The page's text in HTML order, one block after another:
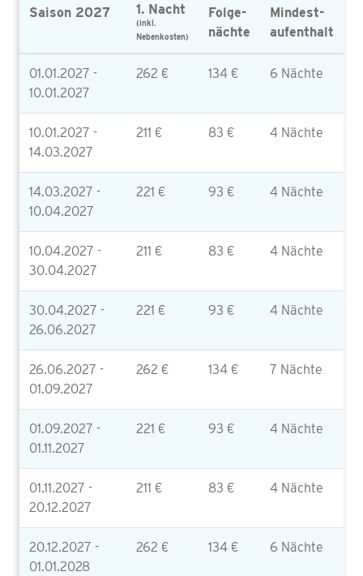
Saison 2027 1. Nacht
(inkl.
Nebenkosten)
Folge-
nächte
Mindest-
aufenthalt
01.01.2027 -
10.01.2027
262 € 134 € 6 Nächte
10.01.2027 -
14.03.2027
211 € 83 € 4 Nächte
14.03.2027 -
10.04.2027
221 € 93 € 4 Nächte
10.04.2027 -
30.04.2027
211 € 83 € 4 Nächte
30.04.2027 -
26.06.2027
221 € 93 € 4 Nächte
26.06.2027 -
01.09.2027
262 € 134 € 7 Nächte
01.09.2027 -
01.11.2027
221 € 93 € 4 Nächte
01.11.2027 -
20.12.2027
211 € 83 € 4 Nächte
20.12.2027 -
01.01.2028
262 € 134 € 6 Nächte